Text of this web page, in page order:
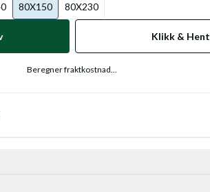
80X150 80X230
Klikk & Hent
Beregner fraktkostnad...